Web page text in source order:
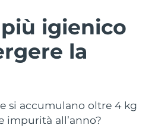
igienico
la
si accumulano oltre 4 kg
impurità all’anno?
massage
toning
Consegna stimata
Consegna stimata
Consegna stimata 8/16/26